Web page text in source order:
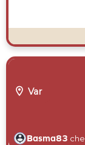
 Var
Basma83